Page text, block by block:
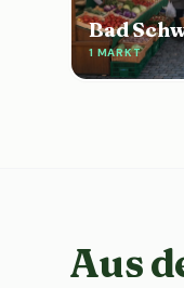
Bad
1 MARKT
Aus